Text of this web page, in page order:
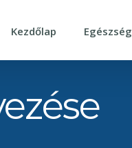
Kezdőlap Egészség